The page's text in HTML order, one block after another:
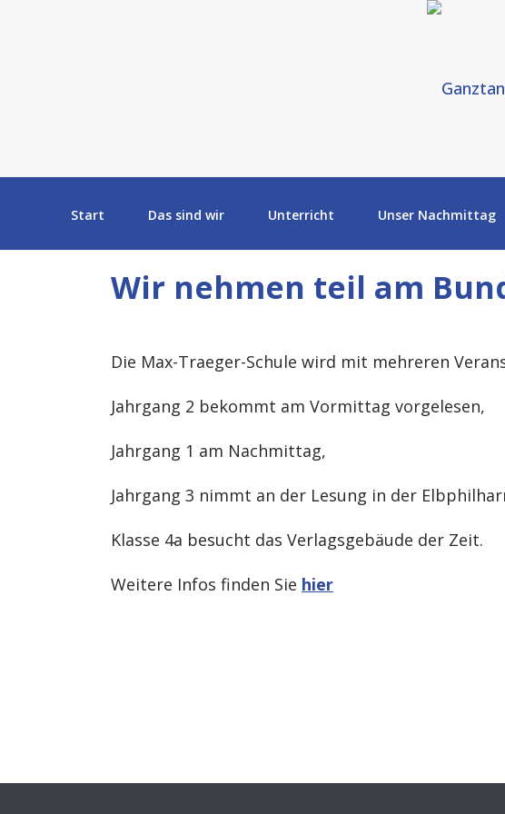
Start Das sind wir Unterricht Unser Nachmittag
Wir nehmen teil am
Die Max-Traeger-Schule wird mit mehreren
Jahrgang 2 bekommt am Vormittag vorgelesen,
Jahrgang 1 am Nachmittag,
Jahrgang 3 nimmt an der Lesung in der
Klasse 4a besucht das Verlagsgebäude der Zeit.
Weitere Infos finden Sie hier